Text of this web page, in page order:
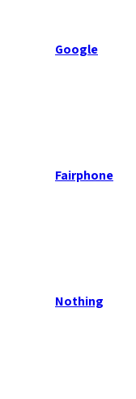
Google
Fairphone
Nothing